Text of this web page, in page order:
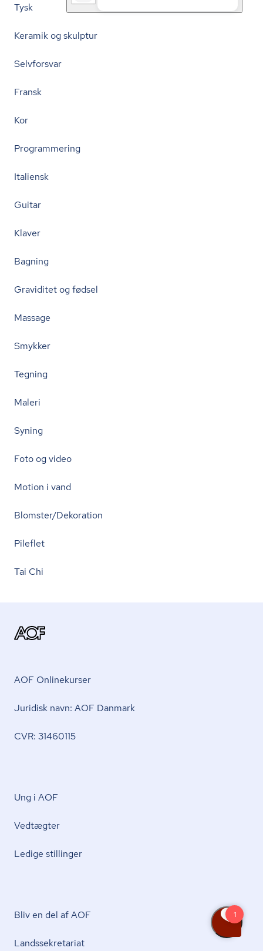
Tysk
Keramik og skulptur
Selvforsvar
Fransk
Kor
Programmering
Italiensk
Guitar
Klaver
Bagning
Graviditet og fødsel
Massage
Smykker
Tegning
Maleri
Syning
Foto og video
Motion i vand
Blomster/Dekoration
Pileflet
Tai Chi
AOF Onlinekurser
Juridisk navn: AOF Danmark
CVR: 31460115
Ung i AOF
Vedtægter
Ledige stillinger
Bliv en del af AOF
Lands­se­kre­ta­ri­at